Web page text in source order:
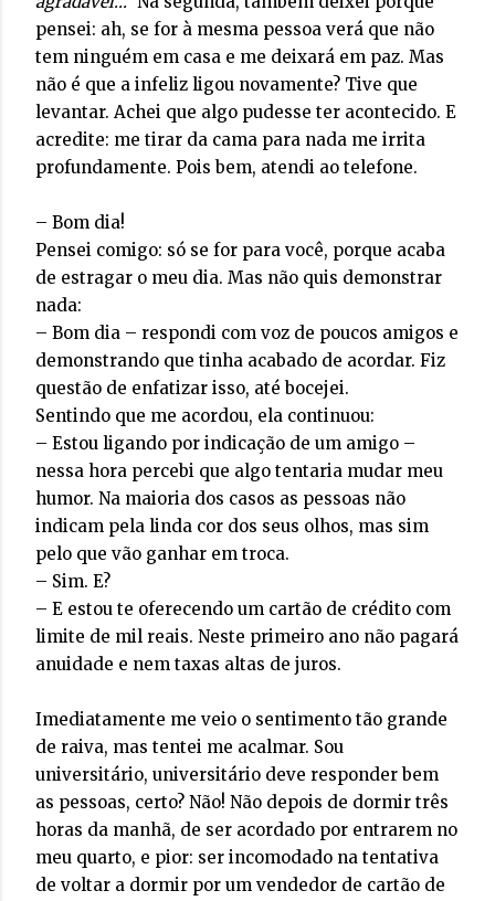
pensei: ah, se for à mesma pessoa verá que não
tem ninguém em casa e me deixará em paz. Mas
não é que a infeliz ligou novamente? Tive que
levantar. Achei que algo pudesse ter acontecido. E
acredite: me tirar da cama para nada me irrita
profundamente. Pois bem, atendi ao telefone.
– Bom dia!
Pensei comigo: só se for para você, porque acaba
de estragar o meu dia. Mas não quis demonstrar
nada:
– Bom dia – respondi com voz de poucos amigos e
demonstrando que tinha acabado de acordar. Fiz
questão de enfatizar isso, até bocejei.
Sentindo que me acordou, ela continuou:
– Estou ligando por indicação de um amigo –
nessa hora percebi que algo tentaria mudar meu
humor. Na maioria dos casos as pessoas não
indicam pela linda cor dos seus olhos, mas sim
pelo que vão ganhar em troca.
– Sim. E?
– E estou te oferecendo um cartão de crédito com
limite de mil reais. Neste primeiro ano não pagará
anuidade e nem taxas altas de juros.
Imediatamente me veio o sentimento tão grande
de raiva, mas tentei me acalmar. Sou
universitário, universitário deve responder bem
as pessoas, certo? Não! Não depois de dormir três
horas da manhã, de ser acordado por entrarem no
meu quarto, e pior: ser incomodado na tentativa
de voltar a dormir por um vendedor de cartão de